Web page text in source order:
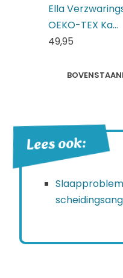
Ella
OEKO-TEX Ka...
49,95
Lees ook: